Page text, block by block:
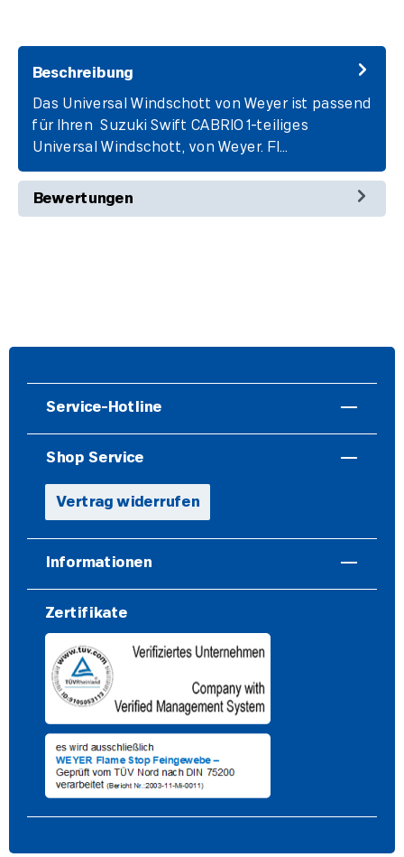
Beschreibung
Das Universal Windschott von Weyer ist passend
für Ihren Suzuki Swift CABRIO 1-teiliges
Universal Windschott, von Weyer. Fl…
Bewertungen
Service-Hotline
Shop Service
Vertrag widerrufen
Informationen
Zertifikate